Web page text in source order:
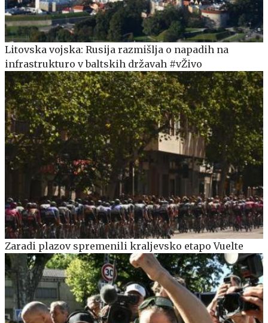
Litovska vojska: Rusija razmišlja o napadih na
infrastrukturo v baltskih državah #vŽivo
Zaradi plazov spremenili kraljevsko etapo Vuelte